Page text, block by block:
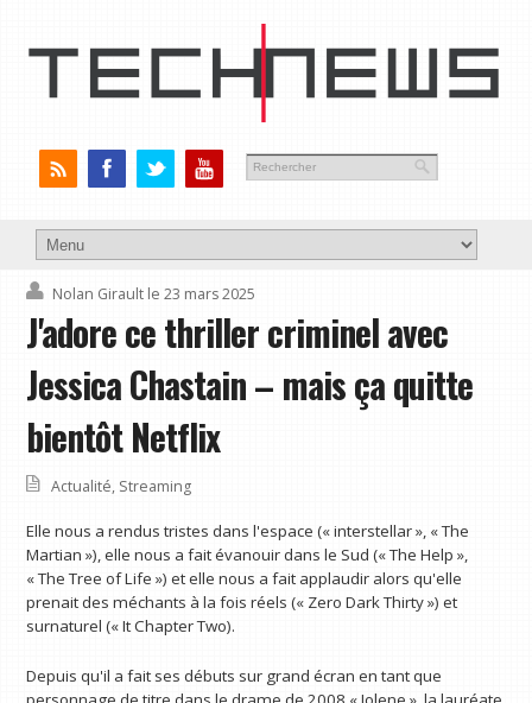
Nolan Girault le 23 mars 2025
J'adore ce thriller criminel avec
Jessica Chastain – mais ça quitte
bientôt Netflix
Actualité, Streaming
Elle nous a rendus tristes dans l'espace (« interstellar », « The
Martian »), elle nous a fait évanouir dans le Sud (« The Help »,
« The Tree of Life ») et elle nous a fait applaudir alors qu'elle
prenait des méchants à la fois réels (« Zero Dark Thirty ») et
surnaturel (« It Chapter Two).
Depuis qu'il a fait ses débuts sur grand écran en tant que